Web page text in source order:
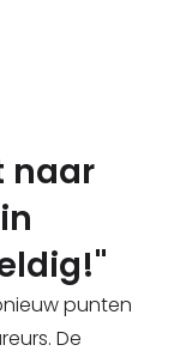
naar
punten
De